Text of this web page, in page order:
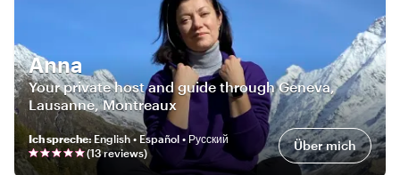
Anna
Your private host and guide through Geneva,
Lausanne, Montreaux
Ich spreche: English • Español • Русский
(13reviews) Über mich